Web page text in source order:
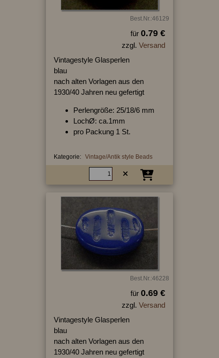
Best.Nr.:46129
für 0.79 €
zzgl. Versand
Vintagestyle Glasperlen
blau
nach alten Vorlagen aus den
1930/40 Jahren neu gefertigt
Perlengröße: 25/18/6 mm
LochØ: ca.1mm
pro Packung 1 St.
Kategorie: Vintage/Antik style Beads
Best.Nr.:46228
für 0.69 €
zzgl. Versand
Vintagestyle Glasperlen
blau
nach alten Vorlagen aus den
1930/40 Jahren neu gefertigt